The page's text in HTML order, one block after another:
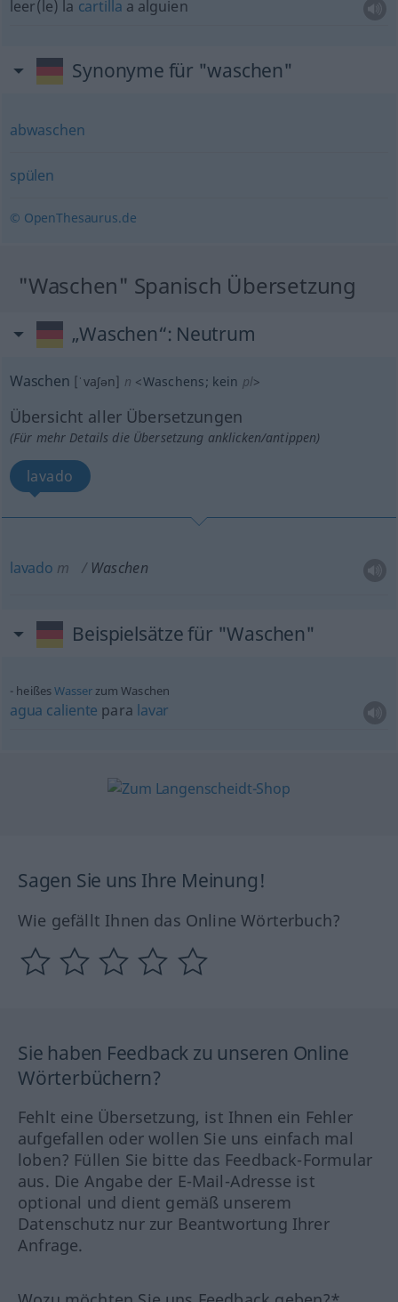
leer(le) la cartilla a alguien
Synonyme für "waschen"
abwaschen
spülen
© OpenThesaurus.de
"Waschen" Spanisch Übersetzung
„Waschen“: Neutrum
Waschen [ˈvaʃən] n <Waschens; kein pl>
Übersicht aller Übersetzungen
(Für mehr Details die Übersetzung anklicken/antippen)
lavado
lavado m Waschen
Beispielsätze für "Waschen"
heißesWasserzum Waschen
agua caliente para lavar
Sagen Sie uns Ihre Meinung!
Wie gefällt Ihnen das Online Wörterbuch?
Sie haben Feedback zu unseren Online
Wörterbüchern?
Fehlt eine Übersetzung, ist Ihnen ein Fehler
aufgefallen oder wollen Sie uns einfach mal
loben? Füllen Sie bitte das Feedback-Formular
aus. Die Angabe der E-Mail-Adresse ist
optional und dient gemäß unserem
Datenschutz nur zur Beantwortung Ihrer
Anfrage.